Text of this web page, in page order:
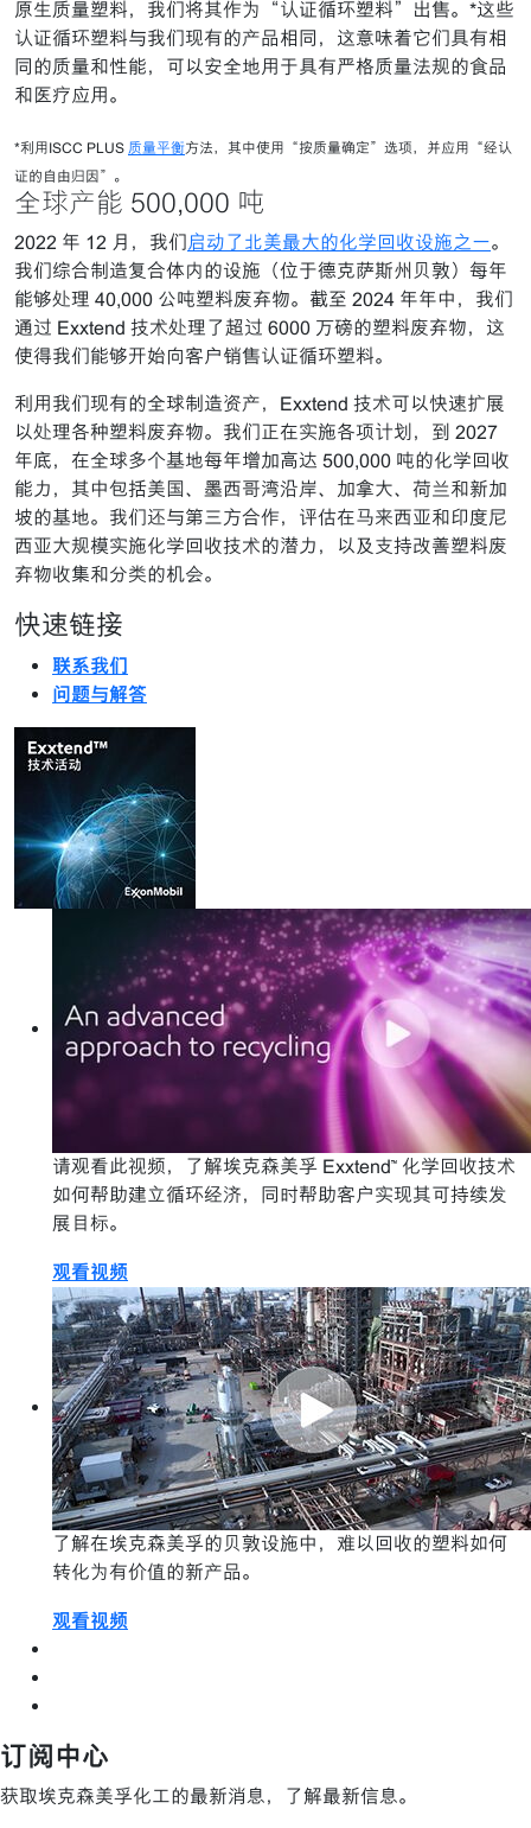
原生质量塑料，我们将其作为“认证循环塑料”出售。*这些
认证循环塑料与我们现有的产品相同，这意味着它们具有相
同的质量和性能，可以安全地用于具有严格质量法规的食品
和医疗应用。
*利用ISCC PLUS 质量平衡方法，其中使用“按质量确定”选项，并应用“经认
证的自由归因”。
全球产能 500,000 吨
2022 年 12 月，我们启动了北美最大的化学回收设施之一。
我们综合制造复合体内的设施（位于德克萨斯州贝敦）每年
能够处理 40,000 公吨塑料废弃物。截至 2024 年年中，我们
通过 Exxtend 技术处理了超过 6000 万磅的塑料废弃物，这
使得我们能够开始向客户销售认证循环塑料。
利用我们现有的全球制造资产，Exxtend 技术可以快速扩展
以处理各种塑料废弃物。我们正在实施各项计划，到 2027
年底，在全球多个基地每年增加高达 500,000 吨的化学回收
能力，其中包括美国、墨西哥湾沿岸、加拿大、荷兰和新加
坡的基地。我们还与第三方合作，评估在马来西亚和印度尼
西亚大规模实施化学回收技术的潜力，以及支持改善塑料废
弃物收集和分类的机会。
快速链接
联系我们
问题与解答
请观看此视频，了解埃克森美孚 Exxtend™ 化学回收技术
如何帮助建立循环经济，同时帮助客户实现其可持续发
展目标。
观看视频
了解在埃克森美孚的贝敦设施中，难以回收的塑料如何
转化为有价值的新产品。
观看视频
订阅中心
获取埃克森美孚化工的最新消息，了解最新信息。